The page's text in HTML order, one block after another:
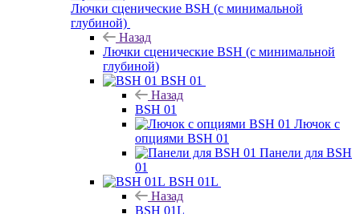
Лючки сценические BSH (с минимальной
глубиной)
Назад
Лючки сценические BSH (с минимальной
глубиной)
BSH 01
Назад
BSH 01
Лючок с
опциями BSH 01
Панели для BSH
01
BSH 01L
Назад
BSH 01L